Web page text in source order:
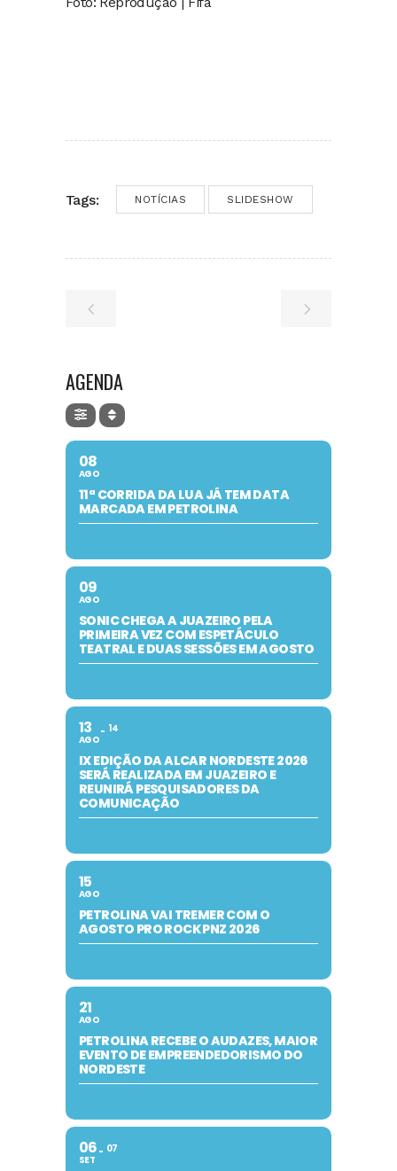
Tags: NOTÍCIAS SLIDESHOW
AGENDA
08
AGO
11ª CORRIDA DA LUA JÁ TEM DATA
MARCADA EM PETROLINA
09
AGO
SONIC CHEGA A JUAZEIRO PELA
PRIMEIRA VEZ COM ESPETÁCULO
TEATRAL E DUAS SESSÕES EM AGOSTO
13
AGO
14
IX EDIÇÃO DA ALCAR NORDESTE 2026
SERÁ REALIZADA EM JUAZEIRO E
REUNIRÁ PESQUISADORES DA
COMUNICAÇÃO
15
AGO
PETROLINA VAI TREMER COM O
AGOSTO PRO ROCK PNZ 2026
21
AGO
PETROLINA RECEBE O AUDAZES, MAIOR
EVENTO DE EMPREENDEDORISMO DO
NORDESTE
06
SET
07